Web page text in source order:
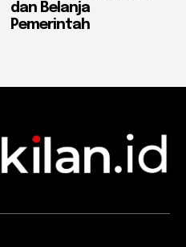
dan Belanja
Pemerintah